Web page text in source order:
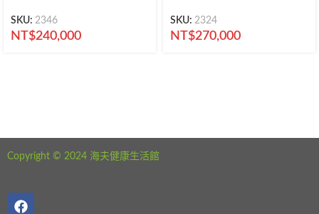
SKU: 2346
NT$240,000
SKU: 2324
NT$270,000
Copyright © 2024 海夫健康生活館